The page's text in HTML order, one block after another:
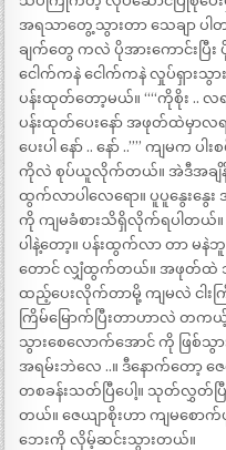
အရသာတွေ့သွားတာ သေချာ ပ
ချက်တွေ ကလဲ ပိုအားကောင်းပြီ
ငေါက်ကနဲ ငေါက်ကနဲ လှုပ်ရှာ
ပန်းထုတ်တော့မယ်။ ““ကိုစိုး ..
ပန်းထုတ်ပေးနော် အဖုတ်ထဲမှာလ
ပေးပါ နော် .. နော် ..”” ကျမ
ကိုလဲ စုပ်ယူလိုက်တယ်။ အဲဒီအချိ
ထွက်လာပါလေရော။ ပူပူနွေးနွ
ကို ကျမခံစားသိရှိလိုက်ရပါတယ်
ပါနဲ့တော့။ ပန်းထွက်လာ တာ မ
တောင် လျှံထွက်တယ်။ အဖုတ်ထဲ သု
ထည့်ပေးလိုက်တာမို့ ကျမလဲ ငါးကြိ
ကြိမ်မြောက်ပြီးတာဟာလဲ တ
သွားစေလောက်အောင် ကို ဖြစ်
အရမ်းဘဲလေ ..။ ဒီနောက်တော့ ဇ
တစခန်းသတ်ပြီပေါ့။ သုတ်လွှတ်ပြီ
တယ်။ ဇေယျာစိုးဟာ ကျမစေ
ဘေးကို လှိမ့်ဆင်းသွားတယ်။